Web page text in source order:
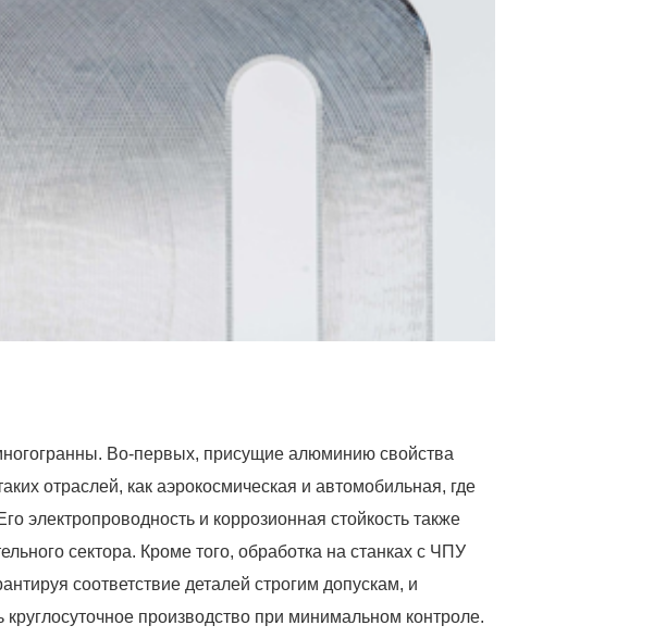
Во-первых, присущие алюминию свойства
отраслей, как аэрокосмическая и автомобильная, где
электропроводность и коррозионная стойкость также
сектора. Кроме того, обработка на станках с ЧПУ
соответствие деталей строгим допускам, и
производство при минимальном контроле.